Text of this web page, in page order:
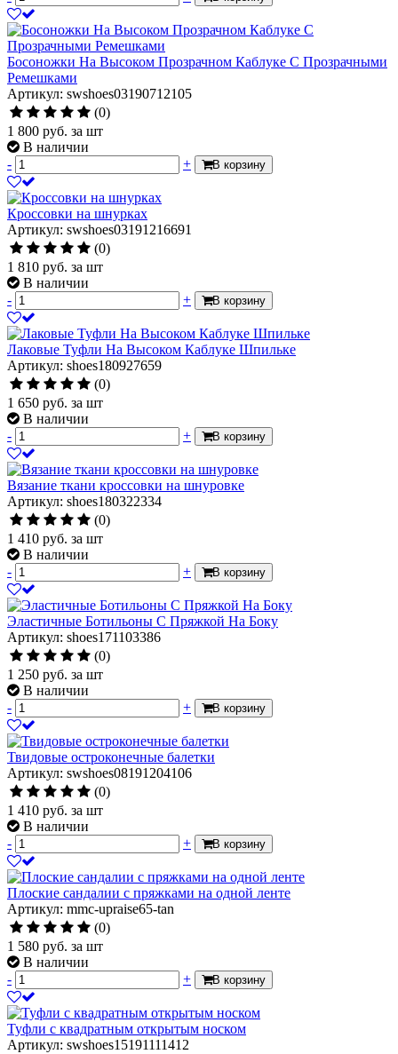
Босоножки На Высоком Прозрачном Каблуке С Прозрачными
Ремешками
Артикул: swshoes03190712105
(0)
1 800 руб. за шт
В наличии
-
+ В корзину
Кроссовки на шнурках
Артикул: swshoes03191216691
(0)
1 810 руб. за шт
В наличии
-
+ В корзину
Лаковые Туфли На Высоком Каблуке Шпильке
Артикул: shoes180927659
(0)
1 650 руб. за шт
В наличии
-
+ В корзину
Вязание ткани кроссовки на шнуровке
Артикул: shoes180322334
(0)
1 410 руб. за шт
В наличии
-
+ В корзину
Эластичные Ботильоны С Пряжкой На Боку
Артикул: shoes171103386
(0)
1 250 руб. за шт
В наличии
-
+ В корзину
Твидовые остроконечные балетки
Артикул: swshoes08191204106
(0)
1 410 руб. за шт
В наличии
-
+ В корзину
Плоские сандалии с пряжками на одной ленте
Артикул: mmc-upraise65-tan
(0)
1 580 руб. за шт
В наличии
-
+ В корзину
Туфли с квадратным открытым носком
Артикул: swshoes15191111412